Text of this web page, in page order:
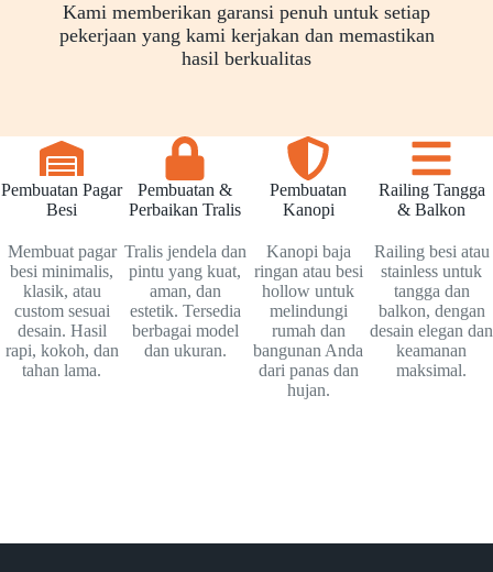
Kami memberikan garansi penuh untuk setiap
pekerjaan yang kami kerjakan dan memastikan
hasil berkualitas
Pembuatan Pagar
Besi
Membuat pagar
besi minimalis,
klasik, atau
custom sesuai
desain. Hasil
rapi, kokoh, dan
tahan lama.
Pembuatan &
Perbaikan Tralis
Tralis jendela dan
pintu yang kuat,
aman, dan
estetik. Tersedia
berbagai model
dan ukuran.
Pembuatan
Kanopi
Kanopi baja
ringan atau besi
hollow untuk
melindungi
rumah dan
bangunan Anda
dari panas dan
hujan.
Railing Tangga
& Balkon
Railing besi atau
stainless untuk
tangga dan
balkon, dengan
desain elegan dan
keamanan
maksimal.